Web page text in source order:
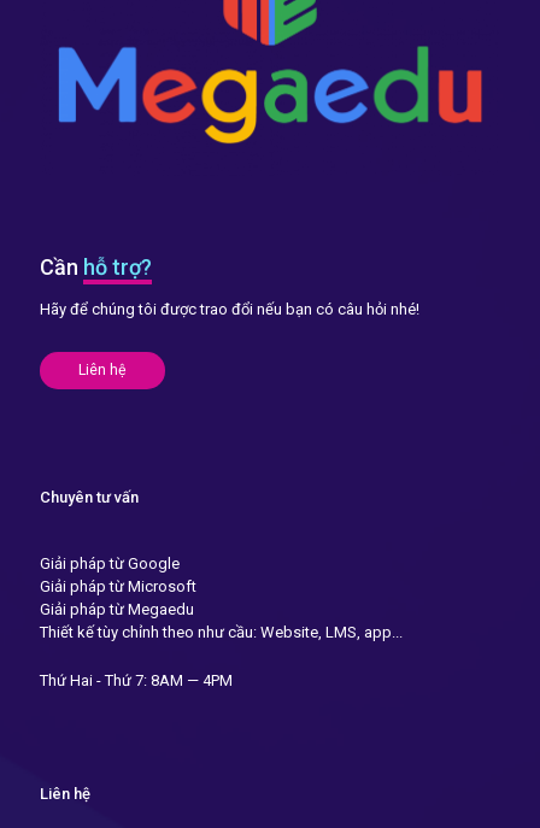
Cần hỗ trợ?
Hãy để chúng tôi được trao đổi nếu bạn có câu hỏi nhé!
Liên hệ
Chuyên tư vấn
Giải pháp từ Google
Giải pháp từ Microsoft
Giải pháp từ Megaedu
Thiết kế tùy chỉnh theo như cầu: Website, LMS, app...
Thứ Hai - Thứ 7: 8AM — 4PM
Liên hệ